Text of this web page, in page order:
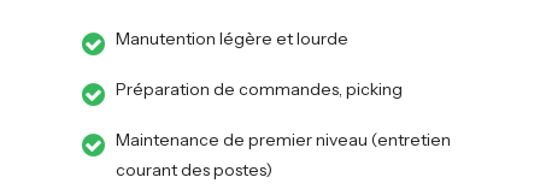
Manutention légère et lourde
Préparation de commandes, picking
Maintenance de premier niveau (entretien
courant des postes)